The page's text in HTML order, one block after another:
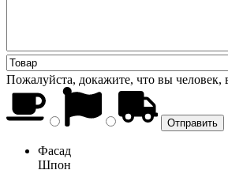
Пожалуйста, докажите, что вы человек,
Фасад
Шпон